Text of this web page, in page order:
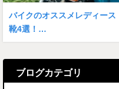
バイクのオススメレディース
靴4選！…
ブログカテゴリ